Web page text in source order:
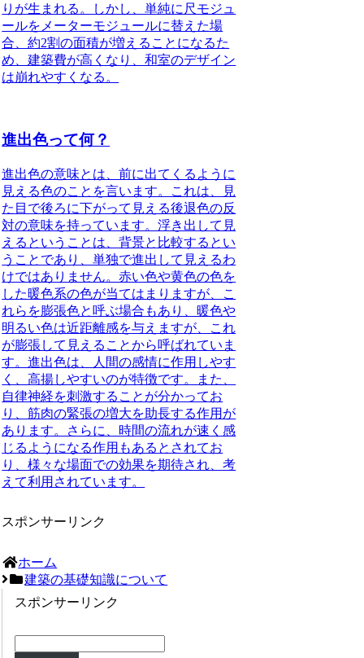
りが生まれる。しかし、単純に尺モジュ
ールをメーターモジュールに替えた場
合、約2割の面積が増えることになるた
め、建築費が高くなり、和室のデザイン
は崩れやすくなる。
進出色って何？
進出色の意味とは、前に出てくるように
見える色のことを言います。これは、見
た目で後ろに下がって見える後退色の反
対の意味を持っています。浮き出して見
えるということは、背景と比較するとい
うことであり、単独で進出して見えるわ
けではありません。赤い色や黄色の色を
した暖色系の色が当てはまりますが、こ
れらを膨張色と呼ぶ場合もあり、暖色や
明るい色は近距離感を与えますが、これ
が膨張して見えることから呼ばれていま
す。進出色は、人間の感情に作用しやす
く、高揚しやすいのが特徴です。また、
自律神経を刺激することが分かってお
り、筋肉の緊張の増大を助長する作用が
あります。さらに、時間の流れが速く感
じるようになる作用もあるとされてお
り、様々な場面での効果を期待され、考
えて利用されています。
スポンサーリンク
ホーム
建築の基礎知識について
スポンサーリンク